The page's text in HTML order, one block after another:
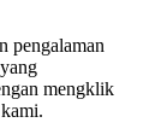
pengalaman
mengklik